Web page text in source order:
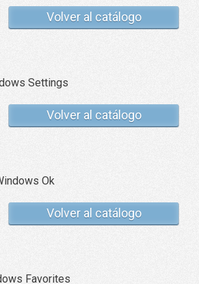
Volver al catálogo
Volver al catálogo
Volver al catálogo